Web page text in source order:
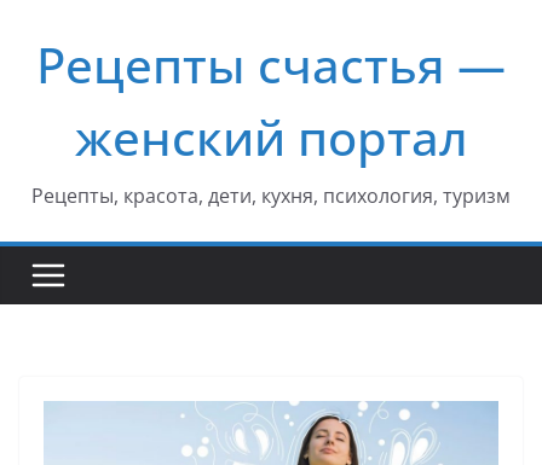
содержимому
Рецепты счастья —
женский портал
Рецепты, красота, дети, кухня, психология, туризм